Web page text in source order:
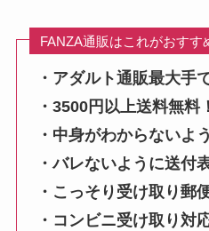
FANZA通販はこれがおすす
・アダルト通販最大手
・3500円以上送料無料！
・中身がわからないよ
・バレないように送付
・こっそり受け取り郵
・コンビニ受け取り対